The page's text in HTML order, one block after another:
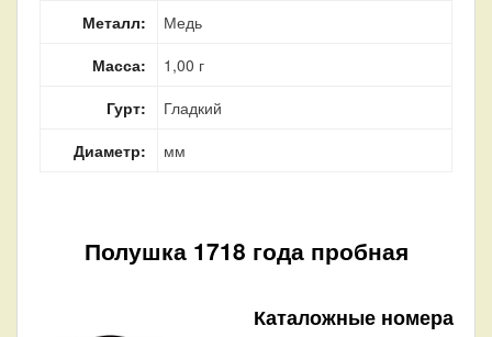
Металл:
Медь
Масса:
1,00 г
Гурт:
Гладкий
Диаметр:
мм
Полушка 1718 года пробная
Каталожные номера